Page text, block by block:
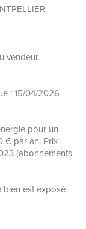
vendeur.
: 15/04/2026
pour un
€ par an. Prix
(abonnements
bien est exposé